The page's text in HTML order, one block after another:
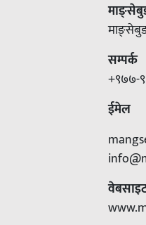
सम्पर्क
+९७७-
ईमेल